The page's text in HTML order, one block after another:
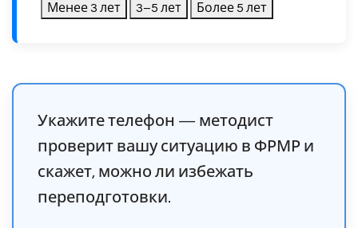
Менее 3 лет 3–5 лет Более 5 лет
Укажите телефон — методист
проверит вашу ситуацию в ФРМР и
скажет, можно ли избежать
переподготовки.